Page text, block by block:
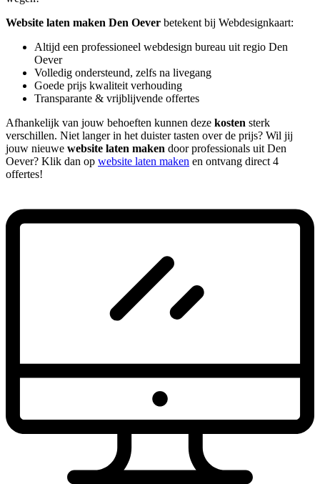
Website laten maken Den Oever betekent bij Webdesignkaart:
Altijd een professioneel webdesign bureau uit regio Den
Oever
Volledig ondersteund, zelfs na livegang
Goede prijs kwaliteit verhouding
Transparante & vrijblijvende offertes
Afhankelijk van jouw behoeften kunnen deze kosten sterk
verschillen. Niet langer in het duister tasten over de prijs? Wil jij
jouw nieuwe website laten maken door professionals uit Den
Oever? Klik dan op website laten maken en ontvang direct 4
offertes!